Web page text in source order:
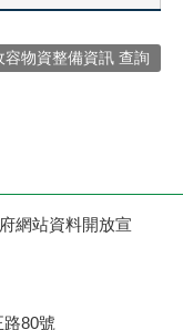
容物資整備資訊 查詢
網站資料開放宣
80號